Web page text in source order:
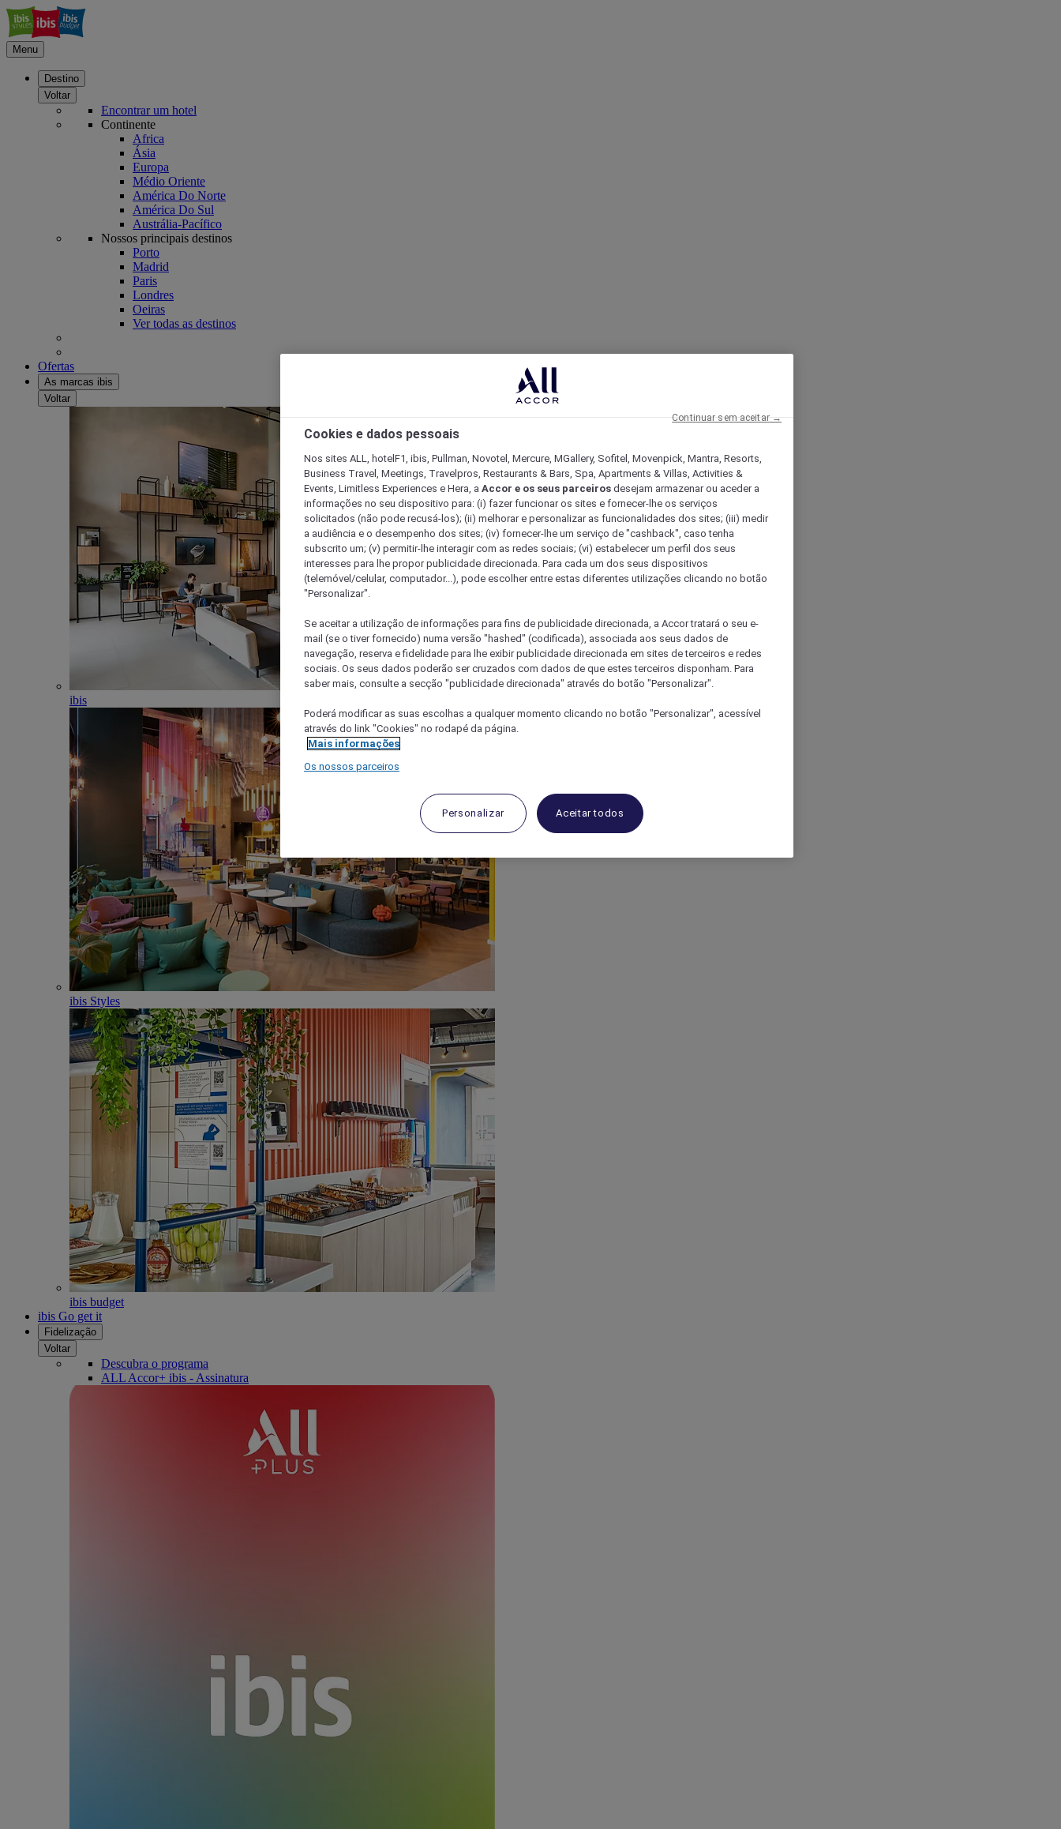
Menu
Destino
Voltar
Encontrar um hotel
Continente
Africa
Ásia
Europa
Médio Oriente
América Do Norte
América Do Sul
Austrália-Pacífico
Nossos principais destinos
Porto
Madrid
Paris
Londres
Oeiras
Ver todas as destinos
Ofertas
As marcas ibis
Voltar
ibis
ibis Styles
ibis budget
ibis Go get it
Fidelização
Voltar
Descubra o programa
ALL Accor+ ibis - Assinatura
Cookies e dados pessoais
Nos sites ALL, hotelF1, ibis, Pullman, Novotel, Mercure, MGallery, Sofitel, Movenpick, Mantra, Resorts,
Business Travel, Meetings, Travelpros, Restaurants & Bars, Spa, Apartments & Villas, Activities &
Events, Limitless Experiences e Hera, a Accor e os seus parceiros desejam armazenar ou aceder a
informações no seu dispositivo para: (i) fazer funcionar os sites e fornecer-lhe os serviços
solicitados (não pode recusá-los); (ii) melhorar e personalizar as funcionalidades dos sites; (iii) medir
a audiência e o desempenho dos sites; (iv) fornecer-lhe um serviço de "cashback", caso tenha
subscrito um; (v) permitir-lhe interagir com as redes sociais; (vi) estabelecer um perfil dos seus
interesses para lhe propor publicidade direcionada. Para cada um dos seus dispositivos
(telemóvel/celular, computador...), pode escolher entre estas diferentes utilizações clicando no botão
"Personalizar".
Se aceitar a utilização de informações para fins de publicidade direcionada, a Accor tratará o seu e-
mail (se o tiver fornecido) numa versão "hashed" (codificada), associada aos seus dados de
navegação, reserva e fidelidade para lhe exibir publicidade direcionada em sites de terceiros e redes
sociais. Os seus dados poderão ser cruzados com dados de que estes terceiros disponham. Para
saber mais, consulte a secção "publicidade direcionada" através do botão "Personalizar".
Poderá modificar as suas escolhas a qualquer momento clicando no botão "Personalizar", acessível
através do link "Cookies" no rodapé da página.
Mais informações
Os nossos parceiros
Personalizar Aceitar todos
Continuar sem aceitar →